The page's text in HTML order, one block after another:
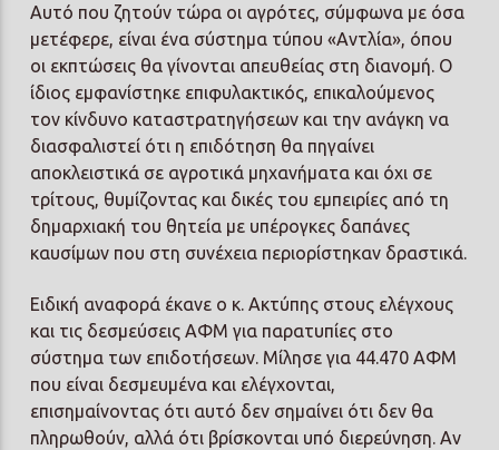
Αυτό που ζητούν τώρα οι αγρότες, σύμφωνα με όσα
μετέφερε, είναι ένα σύστημα τύπου «Αντλία», όπου
οι εκπτώσεις θα γίνονται απευθείας στη διανομή. Ο
ίδιος εμφανίστηκε επιφυλακτικός, επικαλούμενος
τον κίνδυνο καταστρατηγήσεων και την ανάγκη να
διασφαλιστεί ότι η επιδότηση θα πηγαίνει
αποκλειστικά σε αγροτικά μηχανήματα και όχι σε
τρίτους, θυμίζοντας και δικές του εμπειρίες από τη
δημαρχιακή του θητεία με υπέρογκες δαπάνες
καυσίμων που στη συνέχεια περιορίστηκαν δραστικά.
Ειδική αναφορά έκανε ο κ. Ακτύπης στους ελέγχους
και τις δεσμεύσεις ΑΦΜ για παρατυπίες στο
σύστημα των επιδοτήσεων. Μίλησε για 44.470 ΑΦΜ
που είναι δεσμευμένα και ελέγχονται,
επισημαίνοντας ότι αυτό δεν σημαίνει ότι δεν θα
πληρωθούν, αλλά ότι βρίσκονται υπό διερεύνηση. Αν